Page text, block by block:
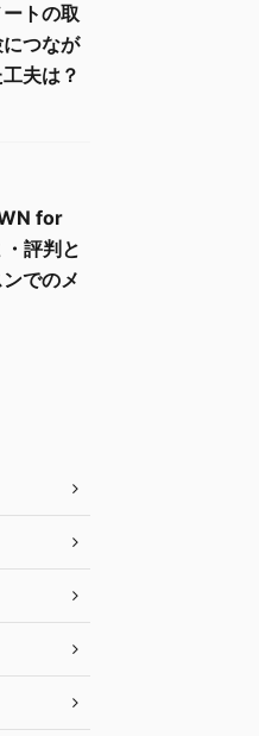
トの取
つなが
夫は？
for
評判と
でのメ